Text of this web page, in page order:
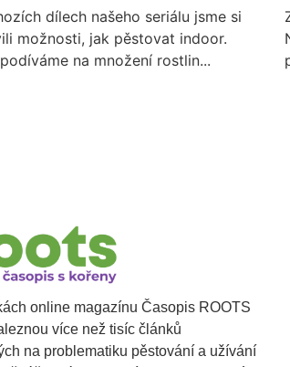
dílech našeho seriálu jsme si
možnosti, jak pěstovat indoor.
na množení rostlin...
online magazínu Časopis ROOTS
více než tisíc článků
na problematiku pěstování a užívání